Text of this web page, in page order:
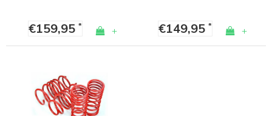
€159,95* + €149,95* +